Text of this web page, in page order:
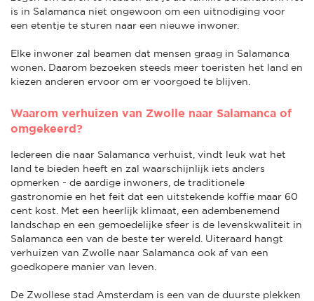
is in Salamanca niet ongewoon om een uitnodiging voor
een etentje te sturen naar een nieuwe inwoner.
Elke inwoner zal beamen dat mensen graag in Salamanca
wonen. Daarom bezoeken steeds meer toeristen het land en
kiezen anderen ervoor om er voorgoed te blijven.
Waarom verhuizen van Zwolle naar Salamanca of
omgekeerd?
Iedereen die naar Salamanca verhuist, vindt leuk wat het
land te bieden heeft en zal waarschijnlijk iets anders
opmerken - de aardige inwoners, de traditionele
gastronomie en het feit dat een uitstekende koffie maar 60
cent kost. Met een heerlijk klimaat, een adembenemend
landschap en een gemoedelijke sfeer is de levenskwaliteit in
Salamanca een van de beste ter wereld. Uiteraard hangt
verhuizen van Zwolle naar Salamanca ook af van een
goedkopere manier van leven.
De Zwollese stad Amsterdam is een van de duurste plekken